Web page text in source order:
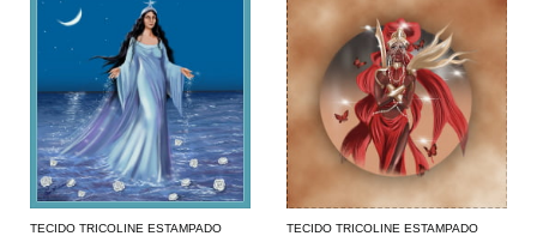
TECIDO TRICOLINE ESTAMPADO
TECIDO TRICOLINE ESTAMPADO